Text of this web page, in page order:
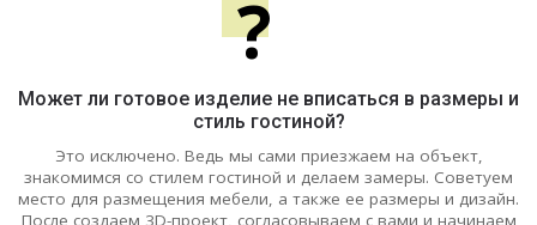
?
Может ли готовое изделие не вписаться в размеры и
стиль гостиной?
Это исключено. Ведь мы сами приезжаем на объект,
знакомимся со стилем гостиной и делаем замеры. Советуем
место для размещения мебели, а также ее размеры и дизайн.
После создаем 3D-проект, согласовываем с вами и начинаем